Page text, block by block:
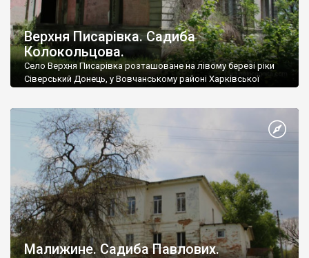
Верхня Писарівка. Садиба
Колокольцова.
Село Верхня Писарівка розташоване на лівому березі ріки
Сіверський Донець, у Вовчанському районі Харківської
Малижине. Садиба Павлових.